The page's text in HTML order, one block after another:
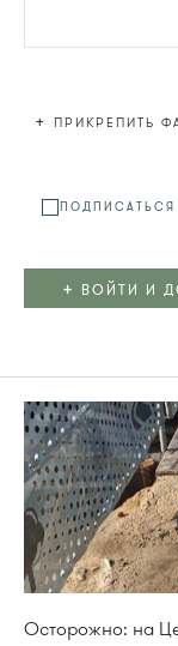
+ ПРИКРЕПИТЬ
+ ВОЙТИ И
Осторожно: на